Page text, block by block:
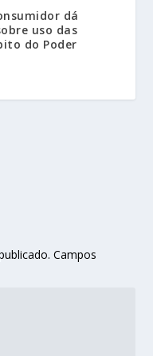
dá
uso das
do Poder
Campos